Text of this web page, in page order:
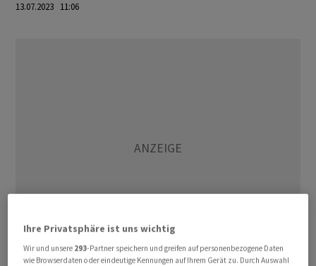
13.07.2023 11:06
Ihre Privatsphäre ist uns wichtig
Wir und unsere 293-Partner speichern und greifen auf personenbezogene Daten
wie Browserdaten oder eindeutige Kennungen auf Ihrem Gerät zu. Durch Auswahl